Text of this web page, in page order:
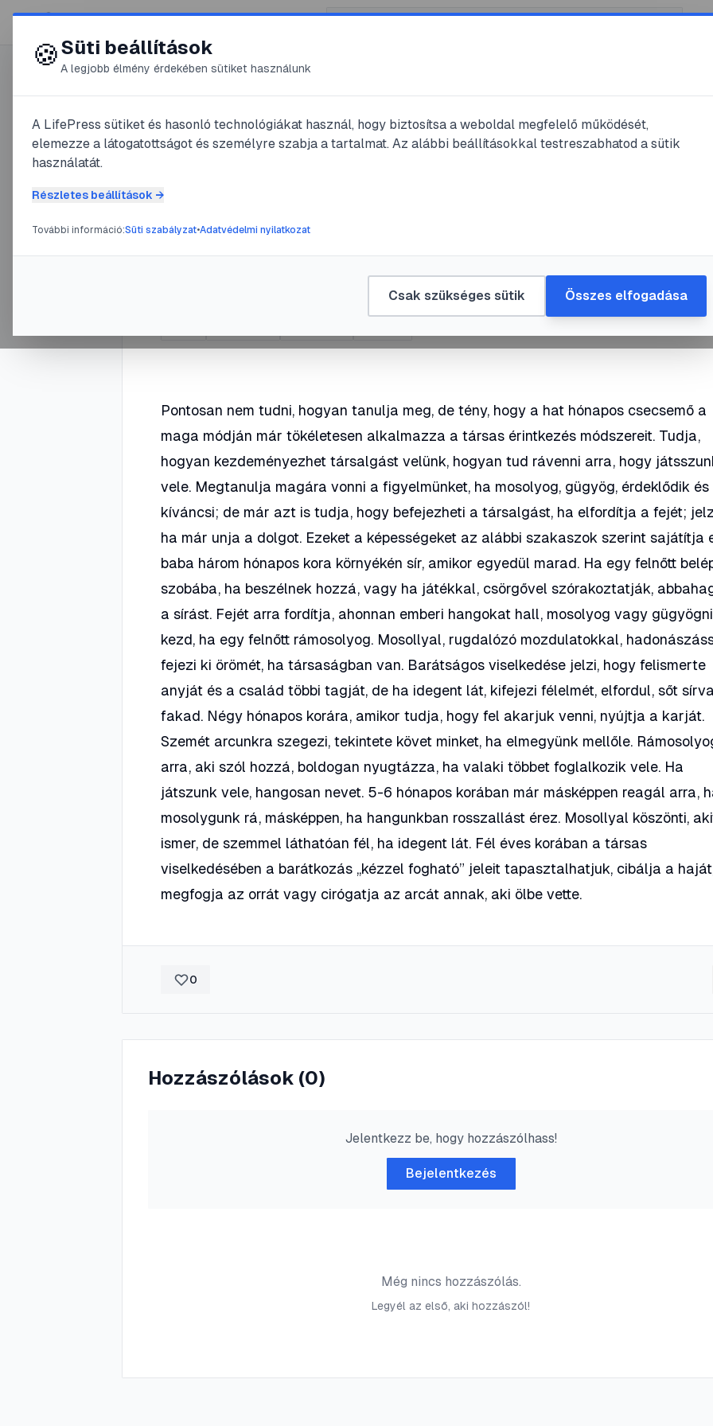
😍 LifePress
@UrbiT
A társas viselkedés
fejlődésének szakaszai
csecsemőkorban
Pontosan nem tudni, hogyan tanulja meg, de tény, hogy a hat hónapos csecsemő a
maga módján már tökéletesen alkalmazza a társas érintkezés módszereit. Tudja,
hogyan kezdeményezhet társalgást velünk, hogyan tud rávenni arra, hogy
vele. Megtanulja magára vonni a figyelmünket, ha mosolyog, gügyög, érdeklődik és
kíváncsi; de már azt is tudja, hogy befejezheti a társalgást, ha elfordítja a fejét;
ha már unja a dolgot. Ezeket a képességeket az alábbi szakaszok szerint sajátítja
baba három hónapos kora környékén sír, amikor egyedül marad. Ha egy felnőtt
szobába, ha beszélnek hozzá, vagy ha játékkal, csörgővel szórakoztatják,
a sírást. Fejét arra fordítja, ahonnan emberi hangokat hall, mosolyog vagy gügyögni
kezd, ha egy felnőtt rámosolyog. Mosollyal, rugdalózó mozdulatokkal,
fejezi ki örömét, ha társaságban van. Barátságos viselkedése jelzi, hogy felismerte
anyját és a család többi tagját, de ha idegent lát, kifejezi félelmét, elfordul, sőt sírva
fakad. Négy hónapos korára, amikor tudja, hogy fel akarjuk venni, nyújtja a karját.
Szemét arcunkra szegezi, tekintete követ minket, ha elmegyünk mellőle.
arra, aki szól hozzá, boldogan nyugtázza, ha valaki többet foglalkozik vele. Ha
játszunk vele, hangosan nevet. 5-6 hónapos korában már másképpen reagál arra,
mosolygunk rá, másképpen, ha hangunkban rosszallást érez. Mosollyal köszönti,
ismer, de szemmel láthatóan fél, ha idegent lát. Fél éves korában a társas
viselkedésében a barátkozás „kézzel fogható” jeleit tapasztalhatjuk, cibálja a
megfogja az orrát vagy cirógatja az arcát annak, aki ölbe vette.
0
Hozzászólások (0)
Jelentkezz be, hogy hozzászólhass!
Bejelentkezés
Még nincs hozzászólás.
Legyél az első, aki hozzászól!
🍪Süti beállítások
A legjobb élmény érdekében sütiket használunk
A LifePress sütiket és hasonló technológiákat használ, hogy biztosítsa a weboldal megfelelő működését,
elemezze a látogatottságot és személyre szabja a tartalmat. Az alábbi beállításokkal testreszabhatod a sütik
használatát.
Részletes beállítások →
További információ:Süti szabályzat•Adatvédelmi nyilatkozat
Csak szükséges sütik Összes elfogadása